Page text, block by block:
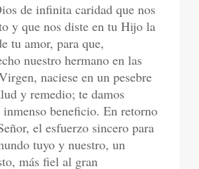
de infinita caridad que nos
y que nos diste en tu Hijo la
tu amor, para que,
nuestro hermano en las
naciese en un pesebre
y remedio; te damos
inmenso beneficio. En retorno
el esfuerzo sincero para
tuyo y nuestro, un
más fiel al gran